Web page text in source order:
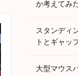
か考えてみ
スタンディ
トとギャッ
大型マウス